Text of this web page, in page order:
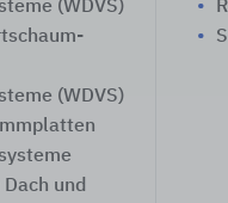
(WDVS)
(WDVS)
und